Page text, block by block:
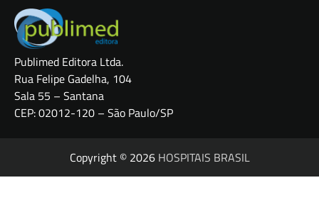
Publimed Editora Ltda.
Rua Felipe Gadelha, 104
Sala 55 – Santana
CEP: 02012-120 – São Paulo/SP
Copyright © 2026 HOSPITAIS BRASIL